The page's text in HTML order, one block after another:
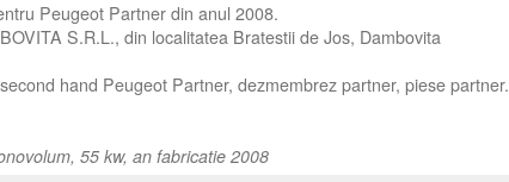
Peugeot Partner din anul 2008.
S.R.L., din localitatea Bratestii de Jos, Dambovita
hand Peugeot Partner, dezmembrez partner, piese partner.
55 kw, an fabricatie 2008